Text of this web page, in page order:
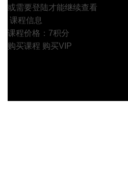
或需要登陆才能继续查看
课程信息
课程价格：7积分
购买课程 购买VIP